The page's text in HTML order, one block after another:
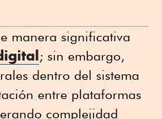
manera significativa
; sin embargo,
dentro del sistema
entre plataformas
complejidad